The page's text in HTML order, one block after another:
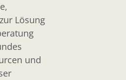
Lösung
und